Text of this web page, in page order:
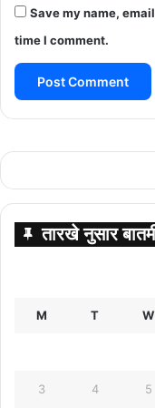
Save my name,
time I comment.
तारखे नुसार
M T W
3 4 5